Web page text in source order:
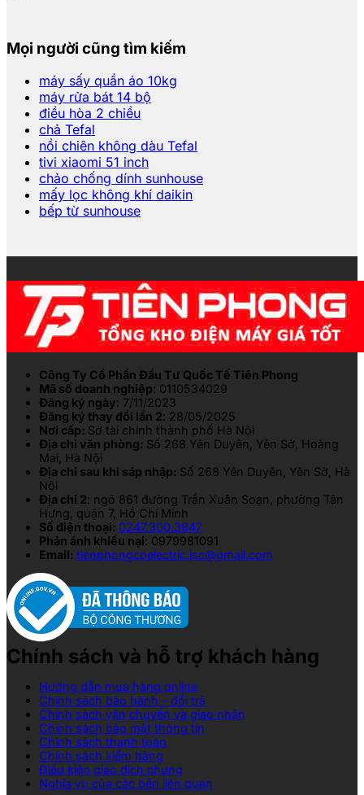
Mọi người cũng tìm kiếm
máy sấy quần áo 10kg
máy rửa bát 14 bộ
điều hòa 2 chiều
chả Tefal
nồi chiên không dàu Tefal
tivi xiaomi 51 inch
chảo chống dính sunhouse
mấy lọc không khí daikin
bếp từ sunhouse
Công Ty Cổ Phần Đầu Tư Quốc Tế Tiên Phong
Mã số doanh nghiệp: 0110534029
Đăng ký ngày: 7/11/2023
Đăng ký thay đổi lần 2: 28/05/2025
Nơi cấp: Sở tài chính thành phố Hà Nội
Địa chỉ văn phòng: Số 268 Yên Duyên, Yên Sở, Hoàng
Mai, Hà Nội
Địa chỉ sau khi sáp nhập: Số 268 Yên Duyên, Yên Sở, Hà
Nội
Địa chỉ 2: ngõ 861 đường Trần Xuân Soạn, phường Tân
Hưng, quận 7, Hồ Chí Minh
Số điện thoại: 0247.300.3847
Phản ánh khiếu nại: 0979981091
Email: tienphongcpelectric.jsc@gmail.com
Chính sách và hỗ trợ khách hàng
Hướng dẫn mua hàng online
Chính sách bảo hành – đổi trả
Chính sách vận chuyển và giao nhận
Chính sách bảo mật thông tin
Chính sách thanh toán
Chính sách kiểm hàng
Điều kiện giao dịch chung
Nghĩa vụ của các bên liên quan